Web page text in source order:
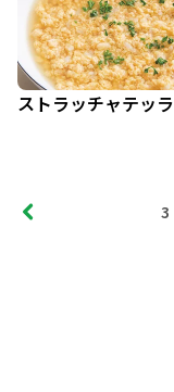
ストラッチャテッラ
3